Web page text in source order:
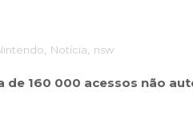
Notícia nsw
160 000 acessos não